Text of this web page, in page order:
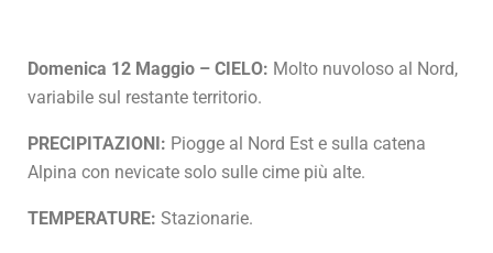
Domenica 12 Maggio – CIELO: Molto nuvoloso al Nord,
variabile sul restante territorio.
PRECIPITAZIONI: Piogge al Nord Est e sulla catena
Alpina con nevicate solo sulle cime più alte.
TEMPERATURE: Stazionarie.